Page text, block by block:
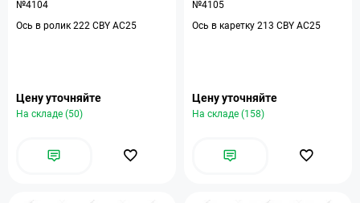
№4104
Ось в ролик 222 CBY AC25
Цену уточняйте
На складе (50)
№4105
Ось в каретку 213 CBY AC25
Цену уточняйте
На складе (158)